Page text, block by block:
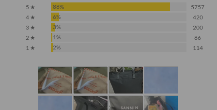
5 ★ 88%
5757
4 ★
6%
420
3 ★
3%
200
2 ★
1%
86
1 ★
2% 114